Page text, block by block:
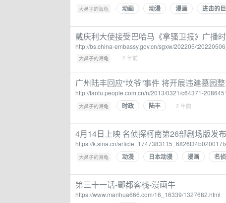
大鼻子的海龟 · 动画 动漫 漫画 进击的
戴庆利大使接受巴哈马《拿骚卫报》广播
http://bs.china-embassy.gov.cn/sgxw/202205/
大鼻子的海龟 · · 2 年前
广州陆丰回应“坟爷”事件 将开展违建墓园
http://fanfu.people.com.cn/n/2013/0321/c64371-
大鼻子的海龟 · 时政 陆丰 · 2 年前
4月14日上映 名侦探柯南第26部剧场版发
https://k.sina.cn/
大鼻子的海龟 · 动漫 日本动漫 漫画 名
第三十一话-酆都客栈-漫画牛
https://www.manhua666.com/16_16339/1327682.html